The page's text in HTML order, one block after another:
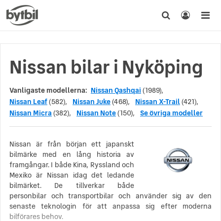
Nissan bilar i Nyköping
Vanligaste modellerna: Nissan Qashqai (1989),
Nissan Leaf(582), Nissan Juke(468), Nissan X-Trail(421),
Nissan Micra (382), Nissan Note(150), Se övriga modeller
Nissan är från början ett japanskt
bilmärke med en lång historia av
framgångar. I både Kina, Ryssland och
Mexiko är Nissan idag det ledande
bilmärket. De tillverkar både
personbilar och transportbilar och använder sig av den
senaste teknologin för att anpassa sig efter moderna
bilförares behov.